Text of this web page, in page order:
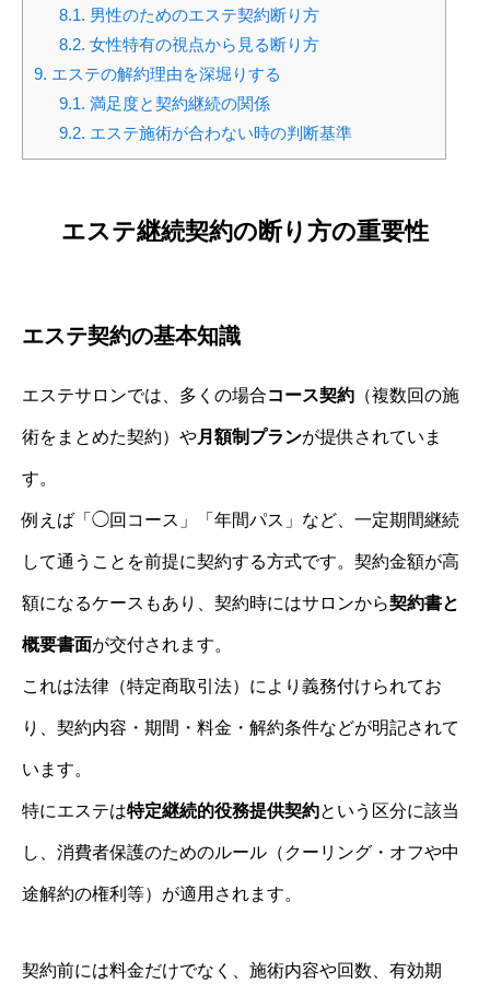
8.1. 男性のためのエステ契約断り方
8.2. 女性特有の視点から見る断り方
9. エステの解約理由を深堀りする
9.1. 満足度と契約継続の関係
9.2. エステ施術が合わない時の判断基準
エステ継続契約の断り方の重要性
エステ契約の基本知識
エステサロンでは、多くの場合コース契約 （複数回の施
術をまとめた契約）や月額制プランが提供されていま
す。
例えば「◯回コース」「年間パス」など、一定期間継続
して通うことを前提に契約する方式です。契約金額が高
額になるケースもあり、契約時にはサロンから契約書と
概要書面が交付されます。
これは法律（特定商取引法）により義務付けられてお
り、契約内容・期間・料金・解約条件などが明記されて
います。
特にエステは特定継続的役務提供契約という区分に該当
し、消費者保護のためのルール（クーリング・オフや中
途解約の権利等）が適用されます。
契約前には料金だけでなく、施術内容や回数、有効期